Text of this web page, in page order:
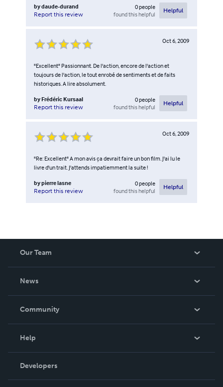
bydaude-durand
Report this review
0people
found this helpful
Helpful
Oct 6, 2009
"Excellent" Passionnant. De l'action, encore de l'action et
toujours de l'action, le tout enrobé de sentiments et de faits
historiques. A lire absolument.
by Frédéric Kursaal
Report this review
0people
found this helpful
Helpful
Oct 6, 2009
"Re: Excellent" A mon avis ça devrait faire un bon film. J'ai lu le
livre d'un trait. J'attends impatiemment la suite !
bypierre lasne
Report this review
0people
found this helpful
Helpful
Our Team
News
In The News
Community
Podcast
Help
Order Lookup
Knowledge Base
Developers